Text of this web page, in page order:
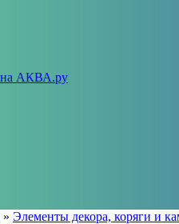
» Элементы декора, коряги и